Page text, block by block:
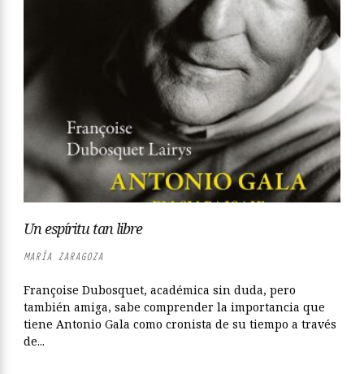
Un espíritu tan libre
MARÍA ZARAGOZA
Françoise Dubosquet, académica sin duda, pero
también amiga, sabe comprender la importancia que
tiene Antonio Gala como cronista de su tiempo a través
de...